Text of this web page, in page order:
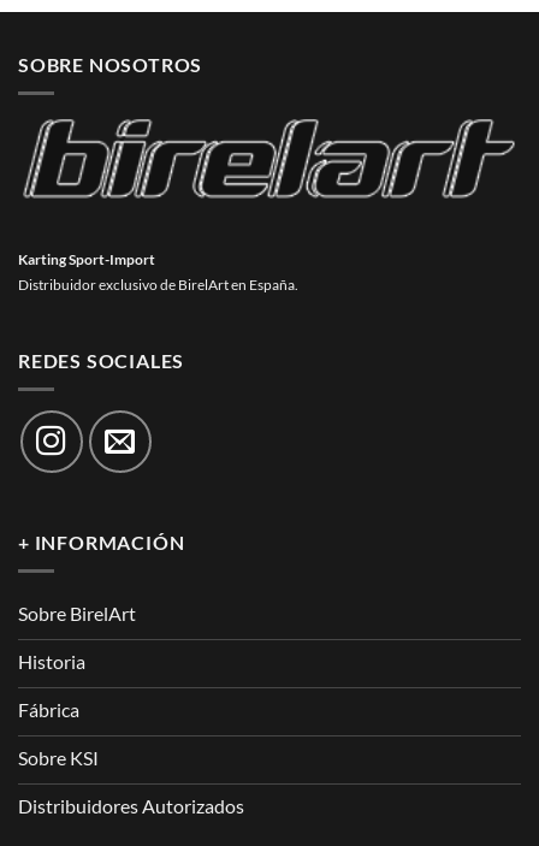
SOBRE NOSOTROS
Karting Sport-Import
Distribuidor exclusivo de BirelArt en España.
REDES SOCIALES
+ INFORMACIÓN
Sobre BirelArt
Historia
Fábrica
Sobre KSI
Distribuidores Autorizados